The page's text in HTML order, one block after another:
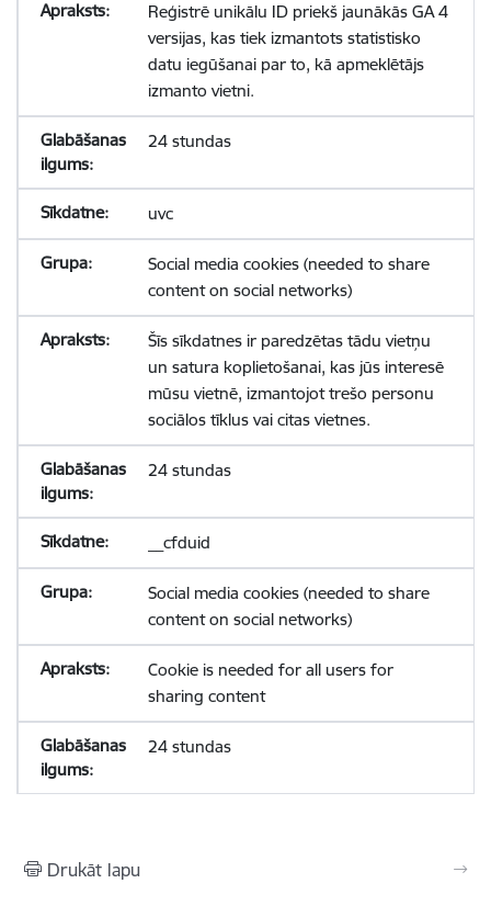
Reģistrē unikālu ID priekš jaunākās GA 4
versijas, kas tiek izmantots statistisko
datu iegūšanai par to, kā apmeklētājs
izmanto vietni.
24 stundas
uvc
Social media cookies (needed to share
content on social networks)
Šīs sīkdatnes ir paredzētas tādu vietņu
un satura koplietošanai, kas jūs interesē
mūsu vietnē, izmantojot trešo personu
sociālos tīklus vai citas vietnes.
24 stundas
__cfduid
Social media cookies (needed to share
content on social networks)
Cookie is needed for all users for
sharing content
24 stundas
Drukāt lapu